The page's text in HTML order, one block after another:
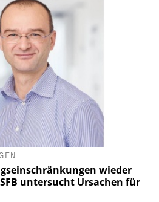
wieder
untersucht Ursachen für